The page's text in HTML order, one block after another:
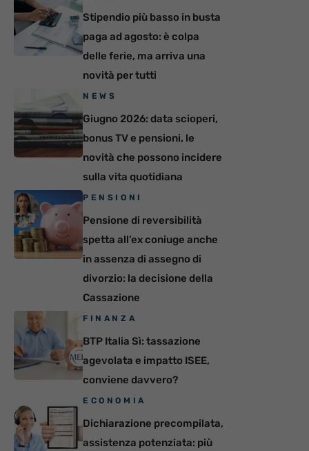
Stipendio più basso in busta
paga ad agosto: è colpa
delle ferie, ma arriva una
novità per tutti
NEWS
Giugno 2026: data scioperi,
bonus TV e pensioni, le
novità che possono incidere
sulla vita quotidiana
PENSIONI
Pensione di reversibilità
spetta all’ex coniuge anche
in assenza di assegno di
divorzio: la decisione della
Cassazione
FINANZA
BTP Italia Sì: tassazione
agevolata e impatto ISEE,
conviene davvero?
ECONOMIA
Dichiarazione precompilata,
assistenza potenziata: più